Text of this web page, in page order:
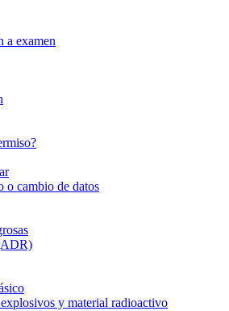
a examen
o cambio de datos
y material radioactivo